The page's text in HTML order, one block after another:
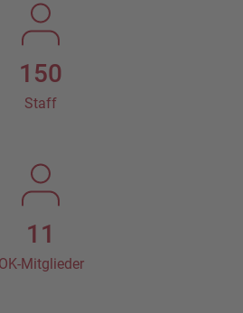
150
Staff
11
OK-Mitglieder